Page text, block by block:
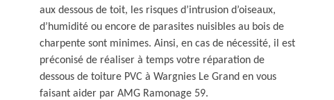
aux dessous de toit, les risques d’intrusion d’oiseaux,
d’humidité ou encore de parasites nuisibles au bois de
charpente sont minimes. Ainsi, en cas de nécessité, il est
préconisé de réaliser à temps votre réparation de
dessous de toiture PVC à Wargnies Le Grand en vous
faisant aider par AMG Ramonage 59.